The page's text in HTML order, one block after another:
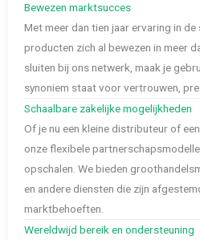
Bewezen marktsucces
Met meer dan tien jaar ervaring in
producten zich al bewezen in meer
sluiten bij ons netwerk, maak je
synoniem staat voor vertrouwen,
Schaalbare zakelijke mogelijkheden
Of je nu een kleine distributeur of
onze flexibele
opschalen. We bieden
en andere diensten die zijn
marktbehoeften.
Wereldwijd bereik en ondersteuning